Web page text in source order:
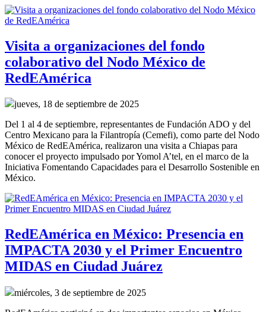
Visita a organizaciones del fondo
colaborativo del Nodo México de
RedEAmérica
jueves, 18 de septiembre de 2025
Del 1 al 4 de septiembre, representantes de Fundación ADO y del
Centro Mexicano para la Filantropía (Cemefi), como parte del Nodo
México de RedEAmérica, realizaron una visita a Chiapas para
conocer el proyecto impulsado por Yomol A’tel, en el marco de la
Iniciativa Fomentando Capacidades para el Desarrollo Sostenible en
México.
RedEAmérica en México: Presencia en
IMPACTA 2030 y el Primer Encuentro
MIDAS en Ciudad Juárez
miércoles, 3 de septiembre de 2025